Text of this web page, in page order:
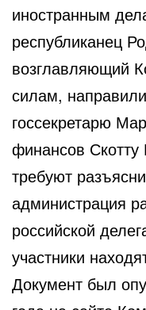
иностранным
республиканец
возглавляющий
силам,
госсекретарю
финансов
требуют
администрация
российской
участники
Документ был